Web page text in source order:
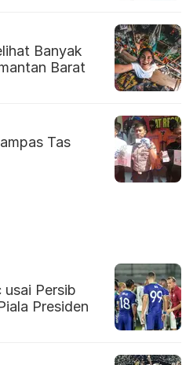
Banyak
Barat
Tas
usai Persib
Presiden